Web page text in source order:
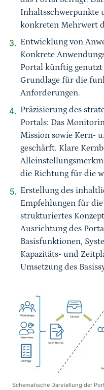
Inhaltsschwerpunkte
konkreten Mehrwert
Entwicklung von
Konkrete
Portal künftig
Grundlage für die
Anforderungen.
Präzisierung des
Portals: Das
Mission sowie Kern-
geschärft. Klare
die Richtung für die
Erstellung des
Empfehlungen für
strukturiertes
Ausrichtung des
Basisfunktionen,
Kapazitäts- und
Umsetzung des
Schematische Darstellung der